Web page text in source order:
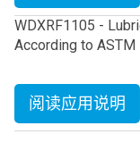
WDXRF1105 -
According to
阅读应用说明